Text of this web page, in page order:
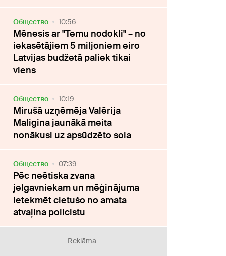
Oбщество 10:56
Mēnesis ar "Temu nodokli" – no
iekasētājiem 5 miljoniem eiro
Latvijas budžetā paliek tikai
viens
Oбщество 10:19
Mirušā uzņēmēja Valērija
Maligina jaunākā meita
nonākusi uz apsūdzēto sola
Oбщество 07:39
Pēc neētiska zvana
jelgavniekam un mēģinājuma
ietekmēt cietušo no amata
atvaļina policistu
Reklāma